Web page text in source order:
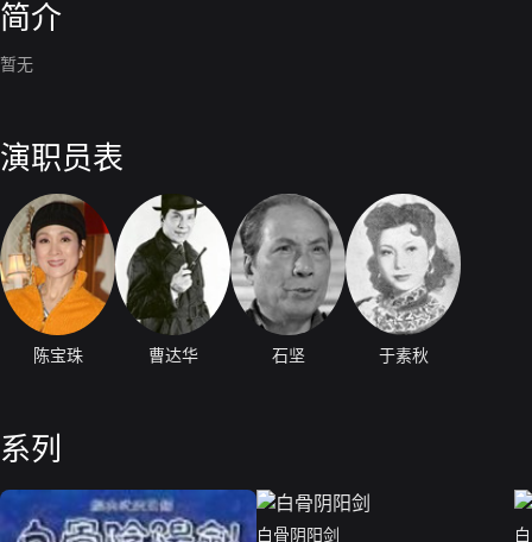
简介
暂无
演职员表
陈宝珠 曹达华 石坚 于素秋
系列
白骨阴阳剑